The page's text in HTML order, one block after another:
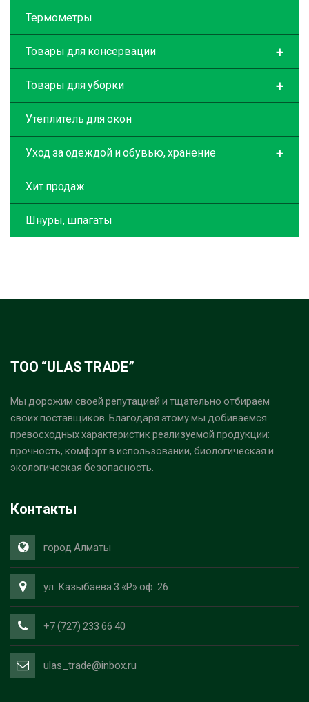
Термометры
+
Товары для консервации
+
Товары для уборки
Утеплитель для окон
+
Уход за одеждой и обувью, хранение
Хит продаж
Шнуры, шпагаты
ТОО “ULAS TRADE”
Мы дорожим своей репутацией и тщательно отбираем
своих поставщиков. Благодаря этому мы добиваемся
превосходных характеристик реализуемой продукции:
прочность, комфорт в использовании, биологическая и
экологическая безопасность.
Контакты
город Алматы
ул. Казыбаева 3 «Р» оф. 26
+7 (727) 233 66 40
ulas_trade@inbox.ru